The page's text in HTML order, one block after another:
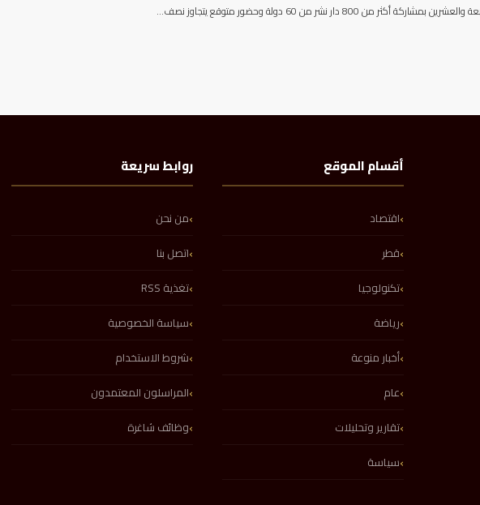
دار نشر من 60 دولة وحضور متوقع يتجاوز نصف…
أقسام الموقع
اقتصاد
قطر
تكنولوجيا
رياضة
أخبار منوعة
عام
تقارير وتحليلات
سياسة
روابط سريعة
من نحن
اتصل بنا
تغذية RSS
سياسة الخصوصية
شروط الاستخدام
المراسلون المعتمدون
وظائف شاغرة